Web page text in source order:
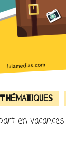
Thématiques
en vacances